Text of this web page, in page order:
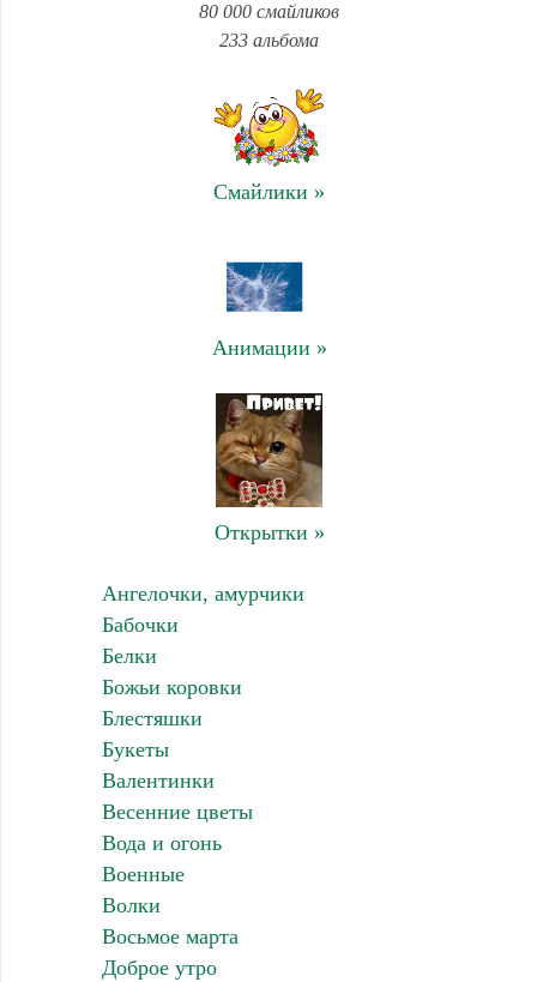
80 000 смайликов
233 альбома
Смайлики »
Анимации »
Открытки »
Ангелочки, амурчики
Бабочки
Белки
Божьи коровки
Блестяшки
Букеты
Валентинки
Весенние цветы
Вода и огонь
Военные
Волки
Восьмое марта
Доброе утро